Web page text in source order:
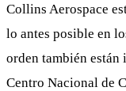
Collins Aerospace
lo antes posible en
orden también
Centro Nacional de